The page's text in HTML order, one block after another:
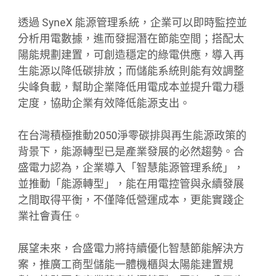
透過 SyneX 能源管理系統，企業可以即時監控並
分析用電數據，進而發掘潛在節能空間；搭配太
陽能規劃建置，可創造穩定的綠電供應，導入再
生能源以降低碳排放；而儲能系統則能有效調整
尖峰負載，幫助企業降低用電成本並提升電力穩
定度，協助企業有效降低能源支出。
在台灣積極推動2050淨零碳排與再生能源政策的
背景下，能源轉型已是產業發展的必然趨勢。合
盛電力認為，企業導入「智慧能源管理系統」，
並推動「能源轉型」，能在用電控管與永續發展
之間取得平衡，不僅降低營運成本，更能實踐企
業社會責任。
展望未來，合盛電力將持續優化智慧節能解決方
案，推廣工商型儲能一體機櫃與太陽能建置規